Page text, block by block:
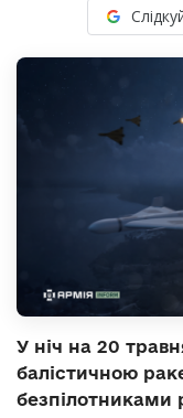
У ніч на 20
балістичною
безпілотниками